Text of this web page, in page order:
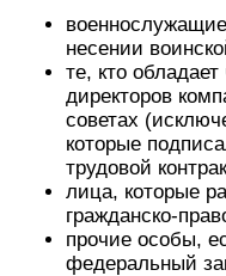
несении
те, кто
директоров
советах
которые
трудовой
лица, которые
гражданско-
прочие особы,
федеральный